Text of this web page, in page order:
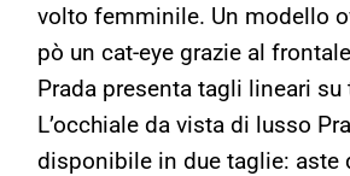
volto femminile. Un modello
pò un cat-eye grazie al
Prada presenta tagli lineari
L’occhiale da vista di lusso
disponibile in due taglie: aste